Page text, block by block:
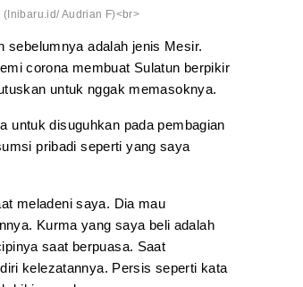
Audrian F)<br>
sebelumnya adalah jenis Mesir.
corona membuat Sulatun berpikir
untuk nggak memasoknya.
untuk disuguhkan pada pembagian
pribadi seperti yang saya
meladeni saya. Dia mau
Kurma yang saya beli adalah
saat berpuasa. Saat
kelezatannya. Persis seperti kata